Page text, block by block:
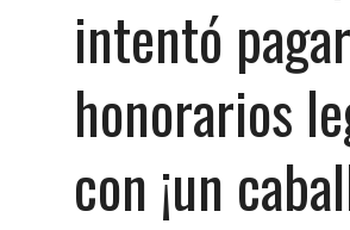
intentó
honorarios
con ¡un